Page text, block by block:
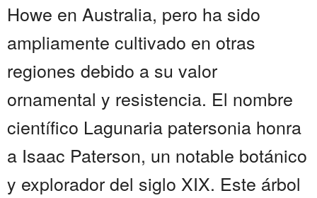
Howe en Australia, pero ha sido
ampliamente cultivado en otras
regiones debido a su valor
ornamental y resistencia. El nombre
científico Lagunaria patersonia honra
a Isaac Paterson, un notable botánico
y explorador del siglo XIX. Este árbol